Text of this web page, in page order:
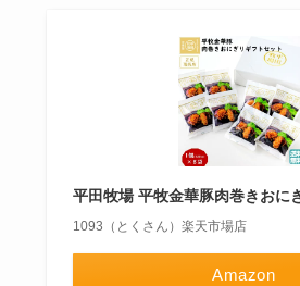
平田牧場 平牧金華豚肉巻きおに
1093（とくさん）楽天市場店
Amazon